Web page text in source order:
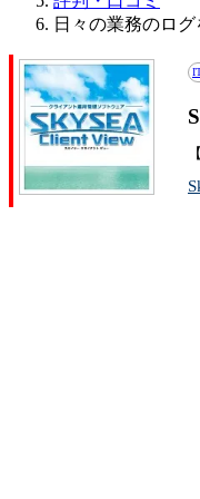
日々の業務のロ